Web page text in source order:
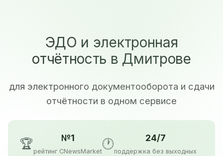
ЭДО и электронная
отчётность в Дмитрове
для электронного документооборота и сдачи
отчётности в одном сервисе
🏆 №1
рейтинг CNewsMarket
🕐 24/7
поддержка без выходных